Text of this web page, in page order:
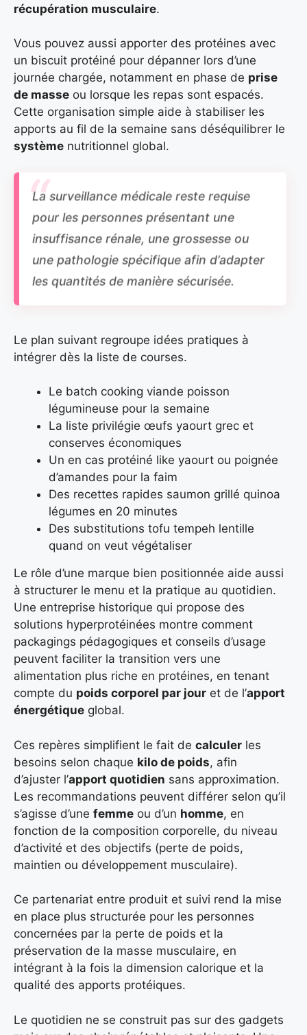
récupération musculaire.
Vous pouvez aussi apporter des protéines avec
un biscuit protéiné pour dépanner lors d’une
journée chargée, notamment en phase de prise
de masse ou lorsque les repas sont espacés.
Cette organisation simple aide à stabiliser les
apports au fil de la semaine sans déséquilibrer le
système nutritionnel global.
La surveillance médicale reste requise
pour les personnes présentant une
insuffisance rénale, une grossesse ou
une pathologie spécifique afin d’adapter
les quantités de manière sécurisée.
Le plan suivant regroupe idées pratiques à
intégrer dès la liste de courses.
Le batch cooking viande poisson
légumineuse pour la semaine
La liste privilégie œufs yaourt grec et
conserves économiques
Un en cas protéiné like yaourt ou poignée
d’amandes pour la faim
Des recettes rapides saumon grillé quinoa
légumes en 20 minutes
Des substitutions tofu tempeh lentille
quand on veut végétaliser
Le rôle d’une marque bien positionnée aide aussi
à structurer le menu et la pratique au quotidien.
Une entreprise historique qui propose des
solutions hyperprotéinées montre comment
packagings pédagogiques et conseils d’usage
peuvent faciliter la transition vers une
alimentation plus riche en protéines, en tenant
compte du poids corporel par jour et de l’apport
énergétique global.
Ces repères simplifient le fait de calculer les
besoins selon chaque kilo de poids, afin
d’ajuster l’apport quotidien sans approximation.
Les recommandations peuvent différer selon qu’il
s’agisse d’une femme ou d’un homme, en
fonction de la composition corporelle, du niveau
d’activité et des objectifs (perte de poids,
maintien ou développement musculaire).
Ce partenariat entre produit et suivi rend la mise
en place plus structurée pour les personnes
concernées par la perte de poids et la
préservation de la masse musculaire, en
intégrant à la fois la dimension calorique et la
qualité des apports protéiques.
Le quotidien ne se construit pas sur des gadgets